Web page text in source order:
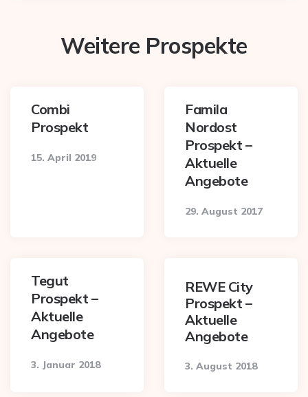
Weitere Prospekte
Combi
Prospekt
15. April 2019
Famila
Nordost
Prospekt –
Aktuelle
Angebote
29. August 2017
Tegut
Prospekt –
Aktuelle
Angebote
3. Januar 2018
REWE City
Prospekt –
Aktuelle
Angebote
3. August 2018